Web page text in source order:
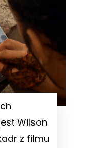
Wilson
z filmu